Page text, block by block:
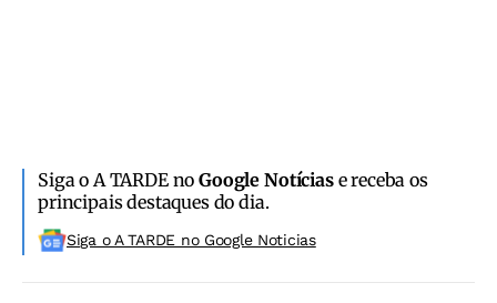
Siga o A TARDE noGoogle Notíciase receba os
principais destaques do dia.
Siga o A TARDE no Google Noticias